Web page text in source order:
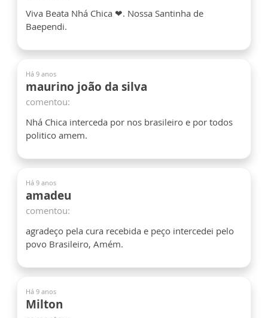
Viva Beata Nhá Chica ❤. Nossa Santinha de
Baependi.
Há 9 anos
maurino joão da silva
comentou:
Nhá Chica interceda por nos brasileiro e por todos
politico amem.
Há 9 anos
amadeu
comentou:
agradeço pela cura recebida e peço intercedei pelo
povo Brasileiro, Amém.
Há 9 anos
Milton